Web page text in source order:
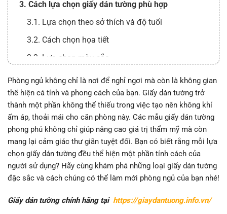
3. Cách lựa chọn giấy dán tường phù hợp
3.1. Lựa chọn theo sở thích và độ tuổi
3.2. Cách chọn họa tiết
3.3. Lựa chọn màu sắc
4. Những vấn đề cần lưu ý khi sử dụng giấy dán
tường
4.1. Chọn nhà cung cấp uy tín
4.2. Phong cách thiết kế cho từng không gian
4.3. Nhược điểm của từng loại giấy dán tường
4.4. Gợi ý từ khóa thường tìm trên Google:
4.5. Gợi ý tiêu đề viết tiếp theo:
Phòng ngủ không chỉ là nơi để nghỉ ngơi mà còn là không gian
thể hiện cá tính và phong cách của bạn. Giấy dán tường trở
thành một phần không thể thiếu trong việc tạo nên không khí
ấm áp, thoải mái cho căn phòng này. Các mẫu giấy dán tường
phong phú không chỉ giúp nâng cao giá trị thẩm mỹ mà còn
mang lại cảm giác thư giãn tuyệt đối. Bạn có biết rằng mỗi lựa
chọn giấy dán tường đều thể hiện một phần tính cách của
người sử dụng? Hãy cùng khám phá những loại giấy dán tường
đặc sắc và cách chúng có thể làm mới phòng ngủ của bạn nhé!
Giấy dán tường chính hãng tại https://giaydantuong.info.vn/